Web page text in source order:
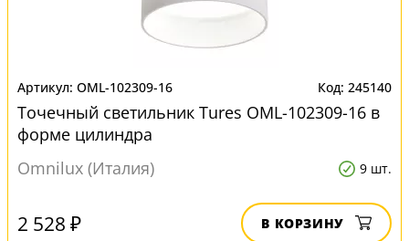
OML-102309-16 245140
Точечный светильник Tures OML-102309-16 в
форме цилиндра
Omnilux (Италия)
9 шт.
2 528 ₽ В КОРЗИНУ